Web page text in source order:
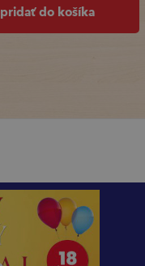
pridať do košíka